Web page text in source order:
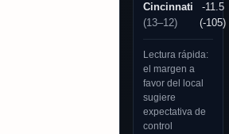
Cincinnati
(13–12)
-11.5
(-105)
Lectura rápida:
el margen a
favor del local
sugiere
expectativa de
control